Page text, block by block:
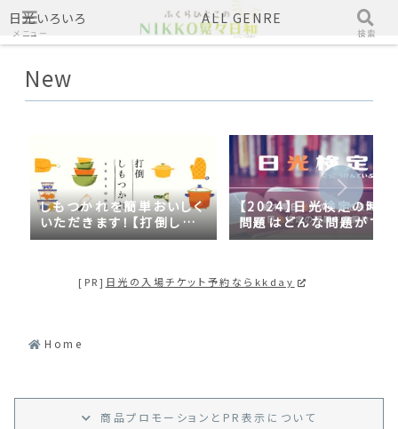
日光いろいろ ALL GENRE
New
しもつかれを簡単おいしく
いただきます！【打倒しも
つかれｓｅａｓｏｎ２】
【2024】日光検定の時事
問題はどんな問題がでる
の？2023年の時事問題
[PR] 日光の入場チケット予約ならkkday
Home
商品プロモーション と PR 表示 について
メニュー 検索